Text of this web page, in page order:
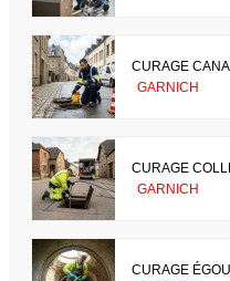
CURAGE
GARNICH
CURAGE
GARNICH
CURAGE